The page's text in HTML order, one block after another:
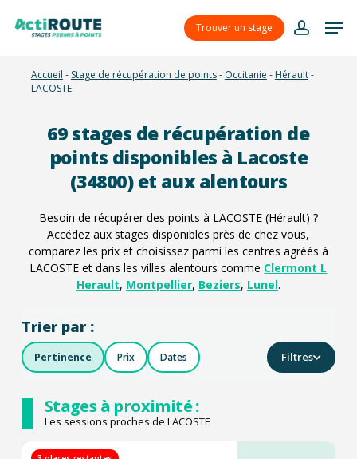
Trouver un stage
account
Accueil - Stage de récupération de points- Occitanie - Hérault-
LACOSTE
69stages de récupération de
points disponibles à Lacoste
(34800) et aux alentours
Besoin de récupérer des points à LACOSTE (Hérault) ?
Accédez aux stages disponibles près de chez vous,
comparez les prix et choisissez parmi les centres agréés à
LACOSTE et dans les villes alentours comme Clermont L
Herault, Montpellier, Beziers, Lunel.
Trier par :
Pertinence Prix Dates Filtres
Stages à proximité :
Les sessions proches de LACOSTE